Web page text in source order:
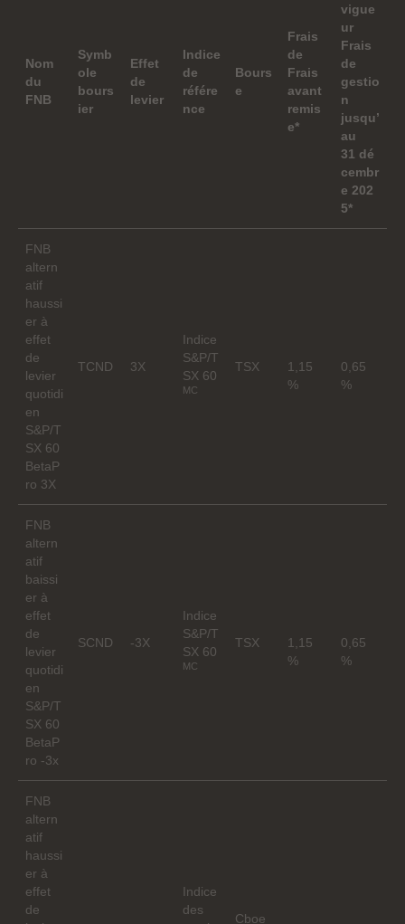
Nom
du
FNB
Symb
ole
bours
ier
Effet
de
levier
Indice
de
référe
nce
Bours
e
Frais
de
Frais
avant
remis
e*
vigue
ur
Frais
de
gestio
n
jusqu’
au
31 dé
cembr
e 202
5*
FNB
altern
atif
haussi
er à
effet
de
levier
quotidi
en
S&P/T
SX 60
BetaP
ro 3X
TCND 3X
Indice
S&P/T
SX 60
MC
TSX
1,15
%
0,65
%
FNB
altern
atif
baissi
er à
effet
de
levier
quotidi
en
S&P/T
SX 60
BetaP
ro -3x
SCND -3X
Indice
S&P/T
SX 60
MC
TSX
1,15
%
0,65
%
FNB
altern
atif
haussi
er à
effet
de
Indice
des
Cboe